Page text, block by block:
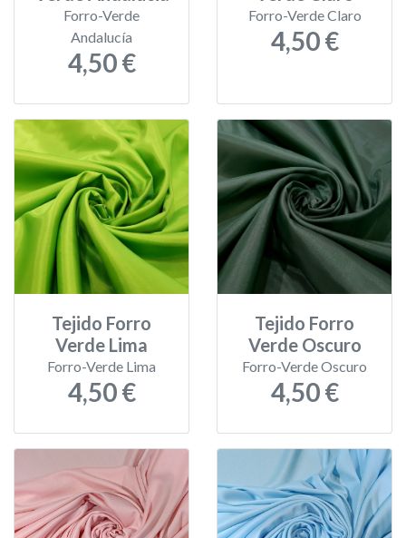
Forro-Verde
Andalucía
4,50 €
Forro-Verde Claro
4,50 €
Tejido Forro
Verde Lima
Forro-Verde Lima
4,50 €
Tejido Forro
Verde Oscuro
Forro-Verde Oscuro
4,50 €